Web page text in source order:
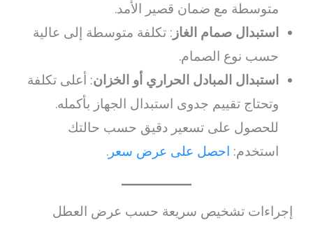
متوسطة مع ضمان قصير الأمد.
استبدال صمام الغاز : تكلفة متوسطة إلى عالية
حسب نوع الصمام.
استبدال المبادل الحراري أو الخزان: أعلى تكلفة
وتحتاج تقييم جدوى استبدال الجهاز بأكمله.
للحصول على تسعير دقيق حسب حالتك
استخدم: احصل على عرض سعر.
إجراءات تشخيص سريعة حسب عرض العطل